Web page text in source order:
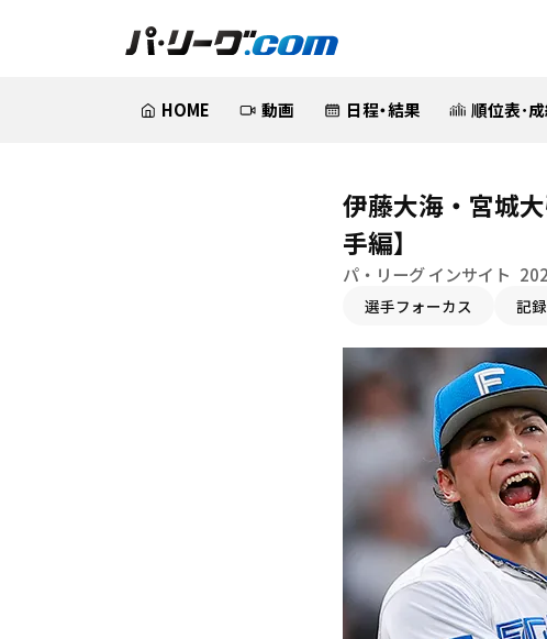
HOME 動画 日程・結果 順位表･
伊藤大海・宮城
手編】
パ・リーグ インサイト
選手フォーカス 記